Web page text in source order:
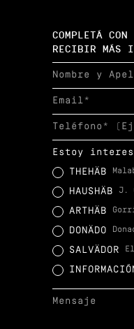
COMPLETÁ
RECIBIR MÁS
Estoy
THEHÄB
HAUSHÄB J.
ARTHÄB
DONÄDO
SALVÄDOR